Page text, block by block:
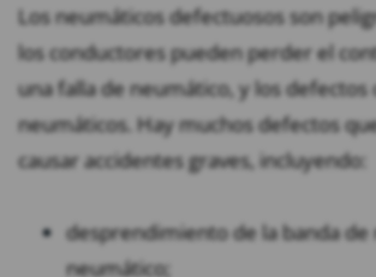
Los neumáticos defectuosos son
los conductores pueden perder el
una falla de neumático, y los defectos
neumáticos. Hay muchos defectos
causar accidentes graves, incluyendo:
desprendimiento de la banda
neumático;